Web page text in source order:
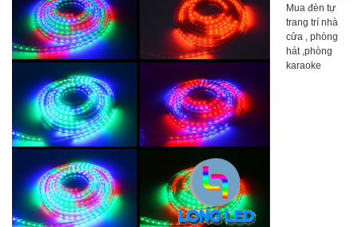
Mua đèn tự
trang trí nhà
cửa , phòng
hát ,phòng
karaoke